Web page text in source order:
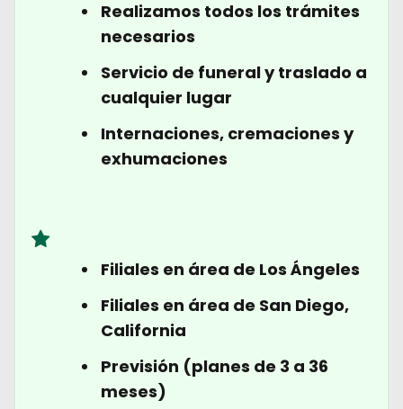
Realizamos todos los trámites
necesarios
Servicio de funeral y traslado a
cualquier lugar
Internaciones, cremaciones y
exhumaciones
Filiales en área de Los Ángeles
Filiales en área de San Diego,
California
Previsión (planes de 3 a 36
meses)